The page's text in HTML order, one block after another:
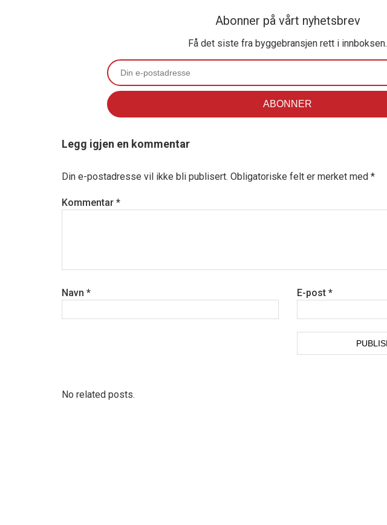
Abonner på vårt nyhetsbrev
Få det siste fra byggebransjen rett i innboksen.
Legg igjen en kommentar
Din e-postadresse vil ikke bli publisert. Obligatoriske felt er merket med *
Kommentar *
Navn * E-post *
No related posts.